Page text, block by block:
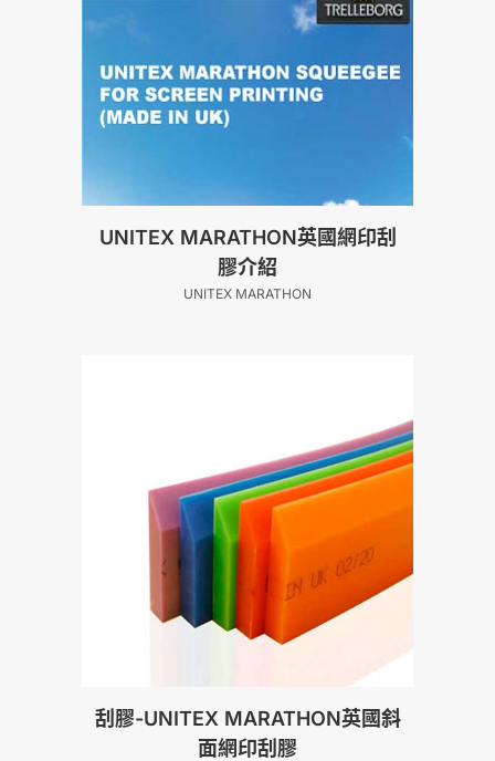
UNITEX MARATHON英國網印刮
膠介紹
UNITEX MARATHON
刮膠-UNITEX MARATHON英國斜
面網印刮膠